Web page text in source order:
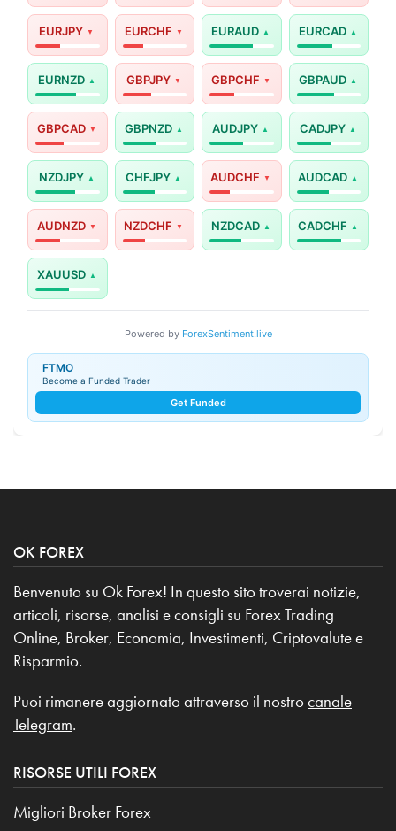
EURJPY EURCHF EURAUD EURCAD
EURNZD GBPJPY GBPCHF GBPAUD
GBPCAD GBPNZD AUDJPY CADJPY
NZDJPY CHFJPY AUDCHF AUDCAD
AUDNZD NZDCHF NZDCAD CADCHF
XAUUSD
Powered by ForexSentiment.live
FTMO
Become a Funded Trader
Get Funded
OK FOREX
Benvenuto su Ok Forex! In questo sito troverai notizie,
articoli, risorse, analisi e consigli su Forex Trading
Online, Broker, Economia, Investimenti, Criptovalute e
Risparmio.
Puoi rimanere aggiornato attraverso il nostro canale
Telegram.
RISORSE UTILI FOREX
Migliori Broker Forex